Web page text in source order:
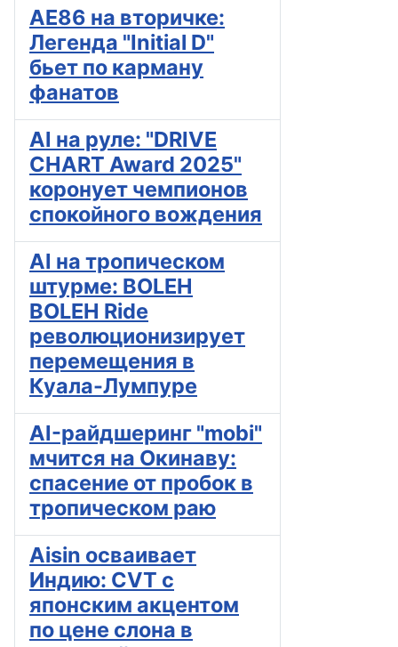
AE86 на вторичке:
Легенда "Initial D"
бьет по карману
фанатов
AI на руле: "DRIVE
CHART Award 2025"
коронует чемпионов
спокойного вождения
AI на тропическом
штурме: BOLEH
BOLEH Ride
революционизирует
перемещения в
Куала-Лумпуре
AI-райдшеринг "mobi"
мчится на Окинаву:
спасение от пробок в
тропическом раю
Aisin осваивает
Индию: CVT с
японским акцентом
по цене слона в